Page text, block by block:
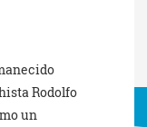
Rodolfo
un